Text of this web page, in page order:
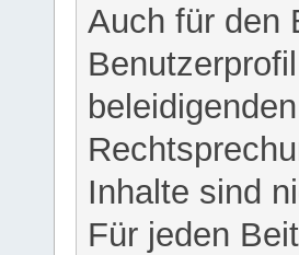
Auch für den
Inhalte sind
Für jeden